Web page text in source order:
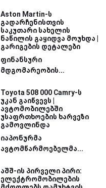
Aston Martin-ს
გადარჩენისთვის
საკუთარი სახელის
ნაწილის გაყიდვა მოუხდა |
გარიგების დეტალები
ფინანსური
მდგომარეობის...
Toyota 508 000 Camry-ს
უკან გაიწვევს |
ავტომობილებში
უსაფრთხოების ხარვეზი
გამოვლინდა
იაპონურმა
ავტომწარმოებელმა...
აშშ-ის პირველი პირი:
ელექტრომობილების